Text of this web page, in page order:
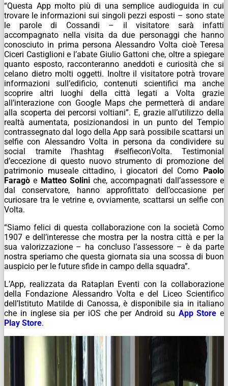
“Questa App molto più di una semplice audioguida in cui
trovare le informazioni sui singoli pezzi esposti – sono state
le parole di Cossandi – il visitatore sarà infatti
accompagnato nella visita da due personaggi che hanno
conosciuto in prima persona Alessandro Volta cioè Teresa
Ciceri Castiglioni e l’abate Giulio Gattoni che, oltre a spiegare
quanto esposto, racconteranno aneddoti e curiosità che si
celano dietro molti oggetti. Inoltre il visitatore potrà trovare
informazioni sull’edificio, contenuti scientifici ma anche
scoprire altri luoghi della città legati a Volta grazie
all’interazione con Google Maps che permetterà di andare
alla scoperta dei percorsi voltiani”. E, grazie all’utilizzo della
realtà aumentata, posizionandosi in un punto del Tempio
contrassegnato dal logo della App sarà possibile scattarsi un
selfie con Alessandro Volta in persona da condividere su
social tramite l’hashtag #selfieconVolta. Testimonial
d’eccezione di questo nuovo strumento di promozione del
patrimonio museale cittadino, i giocatori del Como Paolo
Faragò e Matteo Soliniche, accompagnati dall’assessore e
dal conservatore, hanno approfittato dell’occasione per
curiosare tra le vetrine e, ovviamente, scattarsi un selfie con
Volta.
“Siamo felici di questa collaborazione con la società Como
1907 e dell’interesse che mostra per la nostra città e per la
sua valorizzazione – ha concluso l’assessore – è da parte
nostra speriamo che questa giornata sia una scossa di buon
auspicio per le future sfide in campo della squadra”.
L’App, realizzata da Rataplan Eventi con la collaborazione
della Fondazione Alessandro Volta e del Liceo Scientifico
dell’Istituto Matilde di Canossa, è disponibile sia in italiano
che in inglese sia per iOS che per Android su App Store e
Play Store.